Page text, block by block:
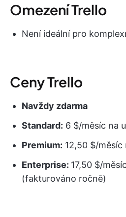
Omezení Trello
Není ideální pro
Ceny Trello
Navždy zdarma
Standard: 6 $/měsíc na
Premium: 12,50 $/měsíc
Enterprise: 17,50 $/
(fakturováno ročně)